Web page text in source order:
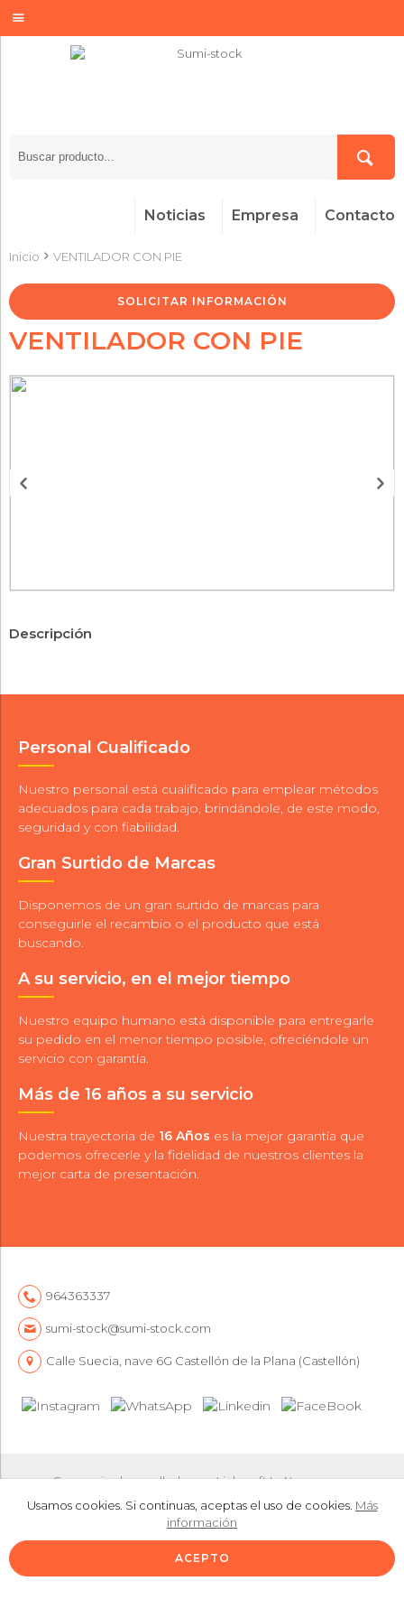
Contacto
Empresa
Noticias
Usamos cookies. Si continuas, aceptas el uso de cookies. Más
información
ACEPTO
Inicio VENTILADOR CON PIE
SOLICITAR INFORMACIÓN
VENTILADOR CON PIE
Descripción
Personal Cualificado
Nuestro personal está cualificado para emplear métodos
adecuados para cada trabajo, brindándole, de este modo,
seguridad y con fiabilidad.
Gran Surtido de Marcas
Disponemos de un gran surtido de marcas para
conseguirle el recambio o el producto que está
buscando.
A su servicio, en el mejor tiempo
Nuestro equipo humano está disponible para entregarle
su pedido en el menor tiempo posible, ofreciéndole un
servicio con garantía.
Más de 16 años a su servicio
Nuestra trayectoria de 16 Años es la mejor garantía que
podemos ofrecerle y la fidelidad de nuestros clientes la
mejor carta de presentación.
964363337
sumi-stock@sumi-stock.com
Calle Suecia, nave 6G Castellón de la Plana (Castellón)
Comercio desarrollado conLinkasoft LeKommerce